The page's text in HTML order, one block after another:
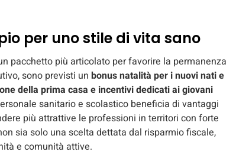
per uno stile di vita sano
pacchetto più articolato per favorire la permanenza
sono previsti un bonus natalità per i nuovi nati e
della prima casa e incentivi dedicati ai giovani
sanitario e scolastico beneficia di vantaggi
più attrattive le professioni in territori con forte
sia solo una scelta dettata dal risparmio fiscale,
e comunità attive.